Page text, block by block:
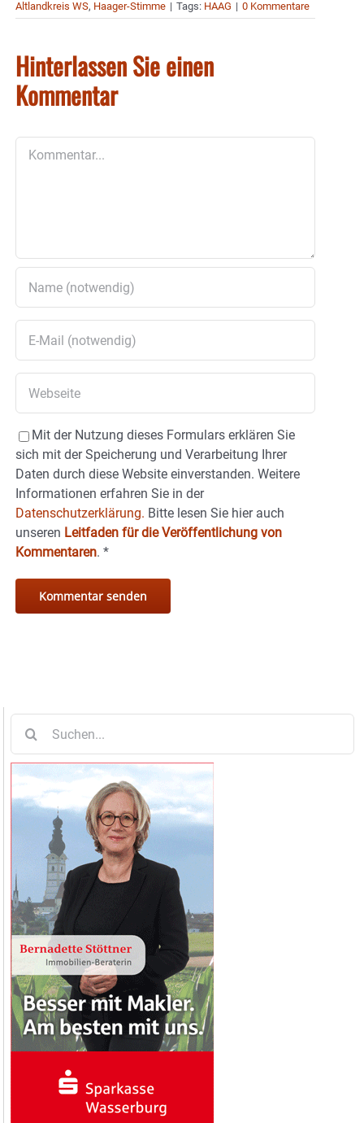
Altlandkreis WS, Haager-Stimme | Tags: HAAG | 0 Kommentare
Hinterlassen Sie einen
Kommentar
Mit der Nutzung dieses Formulars erklären Sie
sich mit der Speicherung und Verarbeitung Ihrer
Daten durch diese Website einverstanden. Weitere
Informationen erfahren Sie in der
Datenschutzerklärung. Bitte lesen Sie hier auch
unseren Leitfaden für die Veröffentlichung von
Kommentaren. *
nach: